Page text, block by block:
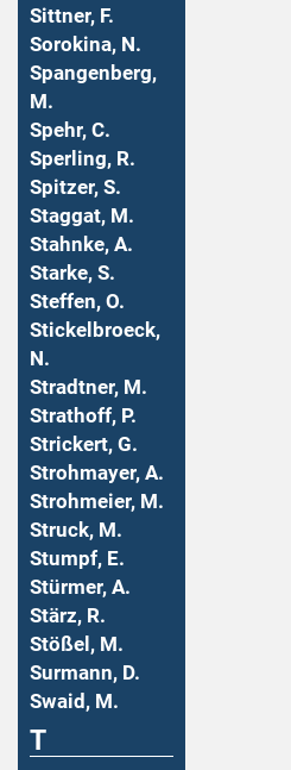
Sittner, F.
Sorokina, N.
Spangenberg,
M.
Spehr, C.
Sperling, R.
Spitzer, S.
Staggat, M.
Stahnke, A.
Starke, S.
Steffen, O.
Stickelbroeck,
N.
Stradtner, M.
Strathoff, P.
Strickert, G.
Strohmayer, A.
Strohmeier, M.
Struck, M.
Stumpf, E.
Stürmer, A.
Stärz, R.
Stößel, M.
Surmann, D.
Swaid, M.
T